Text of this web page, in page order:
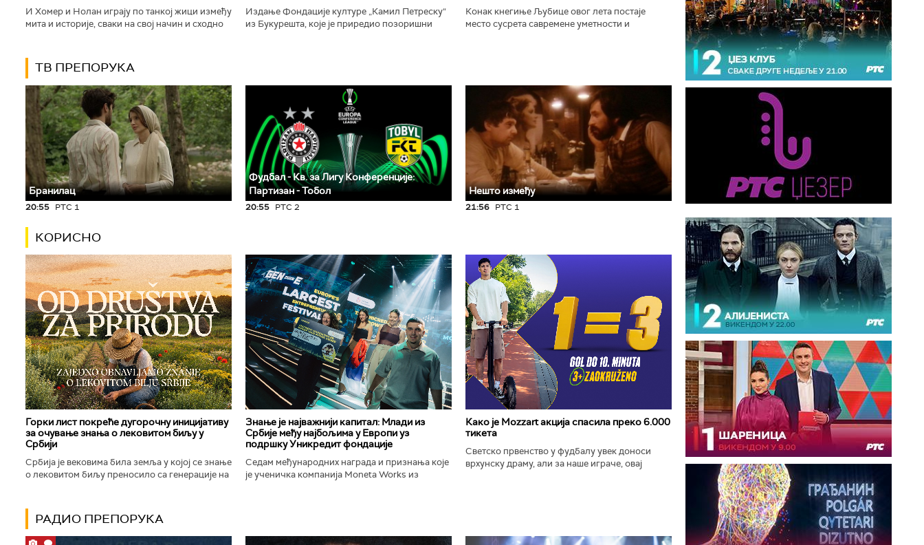
И Хомер и Нолан играју по танкој жици између
мита и историје, сваки на свој начин и сходно
Издање Фондације културе „Камил Петреску“
из Букурешта, које је приредио позоришни
Конак кнегиње Љубице овог лета постаје
место сусрета савремене уметности и
ТВ ПРЕПОРУКА
Бранилац
20:55 РТС 1
Фудбал - Кв. за Лигу Конференције:
Партизан - Тобол
20:55 РТС 2
Нешто између
21:56 РТС 1
КОРИСНО
Горки лист покреће дугорочну иницијативу
за очување знања о лековитом биљу у
Србији
Србија је вековима била земља у којој се знање
о лековитом биљу преносило са генерације на
Знање је најважнији капитал: Млади из
Србије међу најбољима у Европи уз
подршку Уникредит фондације
Седам међународних награда и признања које
је ученичка компанија Moneta Works из
Како је Mozzart акција спасила преко 6.000
тикета
Светско првенство у фудбалу увек доноси
врхунску драму, али за наше играче, овај
РАДИО ПРЕПОРУКА